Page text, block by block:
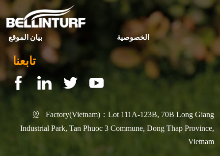
بيان الموقع الخصوصية
تابعنا

Factory(Vietnam)：Lot 111A-123B, 70B Long Giang
Industrial Park, Tan Phuoc 3 Commune, Dong Thap Province,
Vietnam